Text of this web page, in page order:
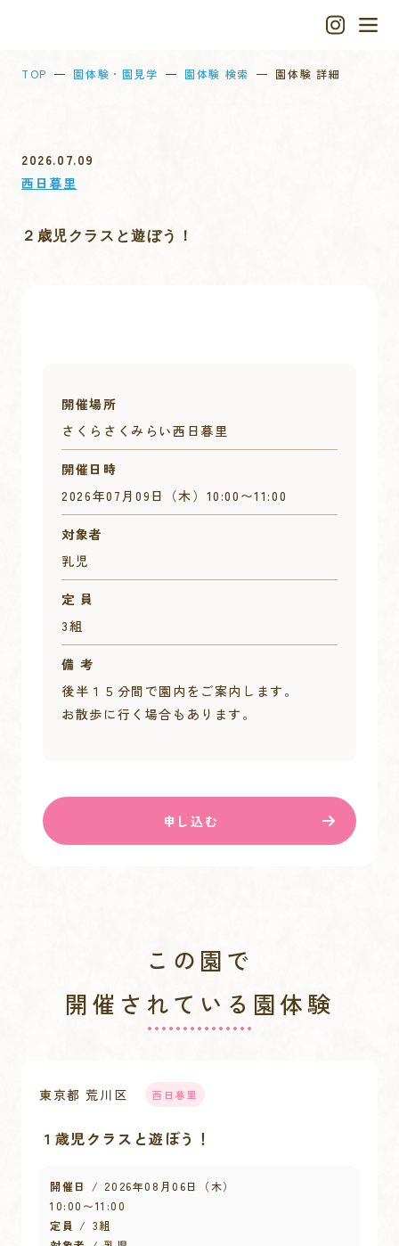
TOP 園体験・園見学 園体験 検索 園体験 詳細
2026.07.09
西日暮里
２歳児クラスと遊ぼう！
開催場所
さくらさくみらい西日暮里
開催日時
2026年07月09日（木） 10:00 〜11:00
対象者
乳児
定 員
3組
備 考
後半１５分間で園内をご案内します。
お散歩に行く場合もあります。
申し込む
この園で
開催されている園体験
東京都 荒川区 西日暮里
１歳児クラスと遊ぼう！
開催日
2026年08月06日（木）
10:00 〜11:00
定員
3組